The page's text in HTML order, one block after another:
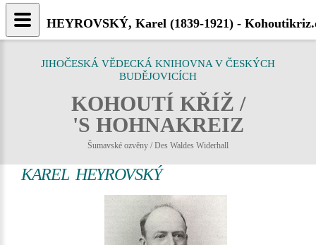
JIHOČESKÁ VĚDECKÁ KNIHOVNA V ČESKÝCH
BUDĚJOVICÍCH
KOHOUTÍ KŘÍŽ /
'S HOHNAKREIZ
Šumavské ozvěny / Des Waldes Widerhall
KAREL HEYROVSKÝ
HEYROVSKÝ, Karel (1839-1921) -